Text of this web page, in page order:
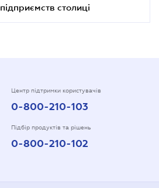
підприємств столиці
Центр підтримки користувачів
0-800-210-103
Підбір продуктів та рішень
0-800-210-102